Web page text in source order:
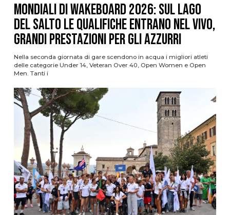
Mondiali di Wakeboard 2026: sul Lago
del Salto le qualifiche entrano nel vivo,
grandi prestazioni per gli azzurri
Nella seconda giornata di gare scendono in acqua i migliori atleti
delle categorie Under 14, Veteran Over 40, Open Women e Open
Men. Tanti i